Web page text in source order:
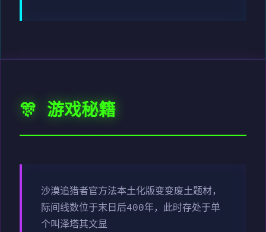
🎊 游戏秘籍
沙漠追猎者官方法本土化版变变废土题材，
际间线数位于末日后400年，此时存处于单
个叫泽塔其文显